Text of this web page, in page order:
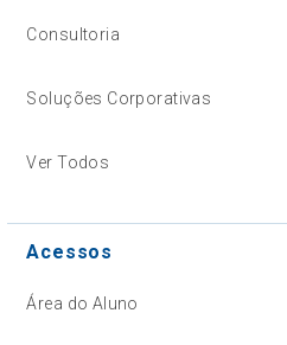
Consultoria
Soluções Corporativas
Ver Todos
Acessos
Área do Aluno